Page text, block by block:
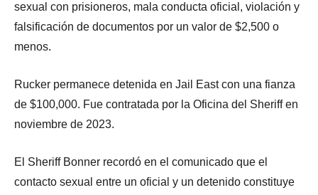
sexual con prisioneros, mala conducta oficial, violación y
falsificación de documentos por un valor de $2,500 o
menos.
Rucker permanece detenida en Jail East con una fianza
de $100,000. Fue contratada por la Oficina del Sheriff en
noviembre de 2023.
El Sheriff Bonner recordó en el comunicado que el
contacto sexual entre un oficial y un detenido constituye